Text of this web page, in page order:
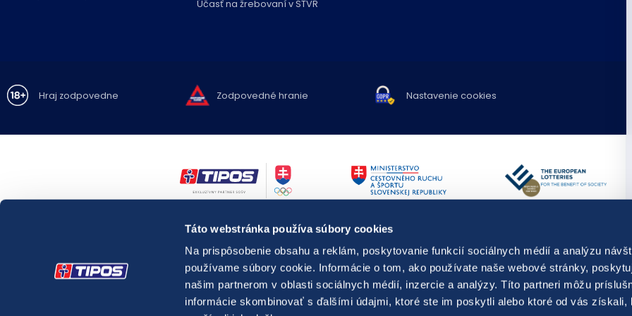
Táto webstránka používa súbory cookies
Na prispôsobenie obsahu a reklám, poskytovanie funkcií sociálnych médií a analýzu
používame súbory cookie. Informácie o tom, ako používate naše webové stránky,
našim partnerom v oblasti sociálnych médií, inzercie a analýzy. Títo partneri môžu
informácie skombinovať s ďalšími údajmi, ktoré ste im poskytli alebo ktoré od vás získali,
Účasť na žrebovaní v STVR
Hraj zodpovedne Zodpovedné hranie Nastavenie cookies
Zákaz hrania hazardných hier osobám mladším ako 18 rokov.
Hazardné hry predstavujú riziko vysokých finančných strát.
Nadmerné hranie prináša so sebou možnézdravotné riziká.
V prípade potreby môžete kontaktovať Linku pomoci pre problémy s hraním,resp. kontaktovať
relevantnúšpecializovanú zdravotnícku inštitúciu pôsobiacu v oblasti prevencie, diagnostiky a liečby
látkových a nelátkových závislostí.
správcu registra vylúčených osôb.
TIPOS využíva spravodajstvo a
Publikovanie alebo ďalšie šírenie
predchádzajúceho písomného
Diela odvysielané v rámci
dielami.
© Copyright 2026 TIPOS,